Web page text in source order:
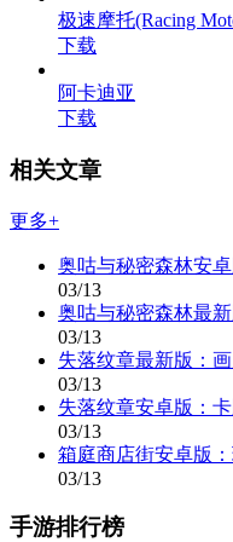
极速摩托(Racing
下载
阿卡迪亚
下载
相关文章
更多+
奥咕与秘密森林安
03/13
奥咕与秘密森林最
03/13
失落纹章最新版：
03/13
失落纹章安卓版：
03/13
箱庭商店街安卓版
03/13
手游排行榜